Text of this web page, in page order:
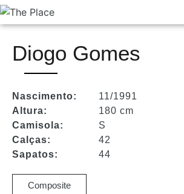
Diogo Gomes
Nascimento:
Altura:
Camisola:
Calças:
Sapatos:
11/1991
180 cm
S
42
44
Composite